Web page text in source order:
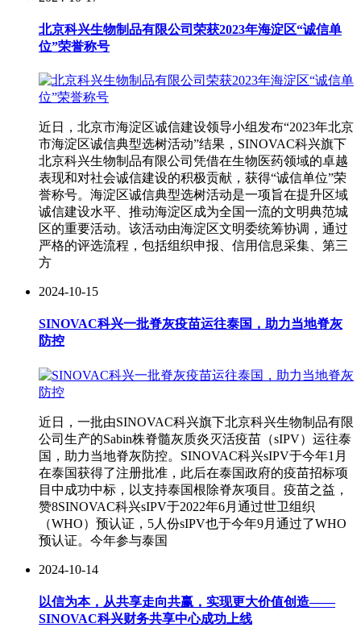
北京科兴生物制品有限公司荣获2023年海淀区“诚信单
位”荣誉称号
近日，北京市海淀区诚信建设领导小组发布“2023年北京
市海淀区诚信典型选树活动”结果，SINOVAC科兴旗下
北京科兴生物制品有限公司凭借在生物医药领域的卓越
表现和对社会诚信建设的积极贡献，获得“诚信单位”荣
誉称号。海淀区诚信典型选树活动是一项旨在提升区域
诚信建设水平、推动海淀区成为全国一流的文明典范城
区的重要活动。该活动由海淀区文明委统筹协调，通过
严格的评选流程，包括组织申报、信用信息采集、第三
方
2024-10-15
SINOVAC科兴一批脊灰疫苗运往泰国，助力当地脊灰
防控
近日，一批由SINOVAC科兴旗下北京科兴生物制品有限
公司生产的Sabin株脊髓灰质炎灭活疫苗（sIPV）运往泰
国，助力当地脊灰防控。SINOVAC科兴sIPV于今年1月
在泰国获得了注册批准，此后在泰国政府的疫苗招标项
目中成功中标，以支持泰国根除脊灰项目。疫苗之益，
赞8SINOVAC科兴sIPV于2022年6月通过世卫组织
（WHO）预认证，5人份sIPV也于今年9月通过了WHO
预认证。今年参与泰国
2024-10-14
以信为本，从共享走向共赢，实现更大价值创造——
SINOVAC科兴财务共享中心成功上线